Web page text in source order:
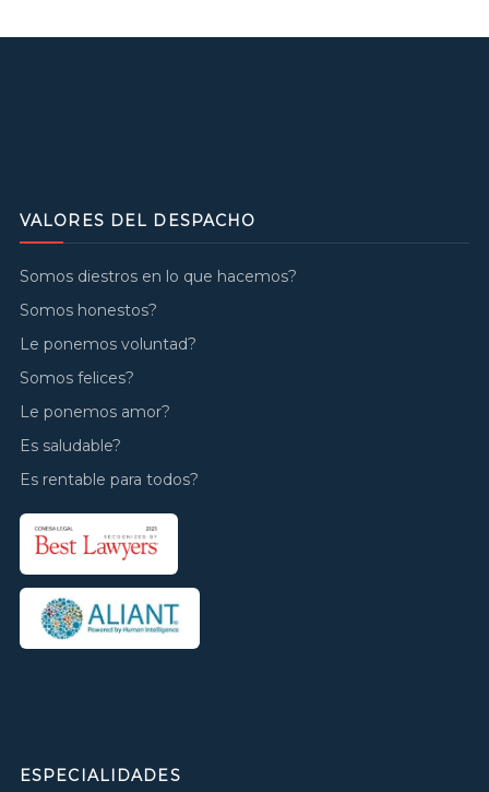
VALORES DEL DESPACHO
Somos diestros en lo que hacemos?
Somos honestos?
Le ponemos voluntad?
Somos felices?
Le ponemos amor?
Es saludable?
Es rentable para todos?
ESPECIALIDADES